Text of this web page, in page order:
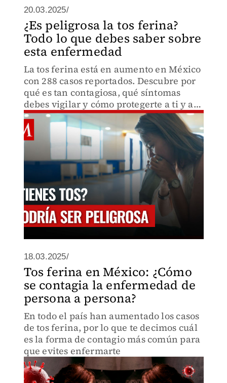
20.03.2025/
¿Es peligrosa la tos ferina?
Todo lo que debes saber sobre
esta enfermedad
La tos ferina está en aumento en México
con 288 casos reportados. Descubre por
qué es tan contagiosa, qué síntomas
debes vigilar y cómo protegerte a ti y a
tu familia de esta enfermedad que
afecta principalmente a bebés y niños
pequeños.
18.03.2025/
Tos ferina en México: ¿Cómo
se contagia la enfermedad de
persona a persona?
En todo el país han aumentado los casos
de tos ferina, por lo que te decimos cuál
es la forma de contagio más común para
que evites enfermarte